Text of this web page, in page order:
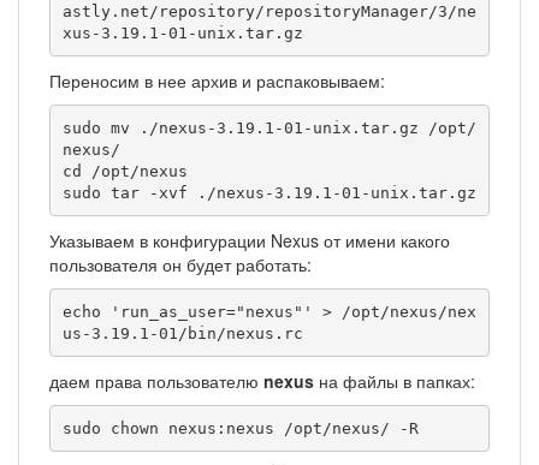
astly.net/repository/repositoryManager/3/ne
xus-3.19.1-01-unix.tar.gz
Переносим в нее архив и распаковываем:
sudo mv ./nexus-3.19.1-01-unix.tar.gz /opt/
nexus/
cd /opt/nexus
sudo tar -xvf ./nexus-3.19.1-01-unix.tar.gz
Указываем в конфигурации Nexus от имени какого
пользователя он будет работать:
echo 'run_as_user="nexus"' > /opt/nexus/nex
us-3.19.1-01/bin/nexus.rc
даем права пользователю nexus на файлы в папках:
sudo chown nexus:nexus /opt/nexus/ -R